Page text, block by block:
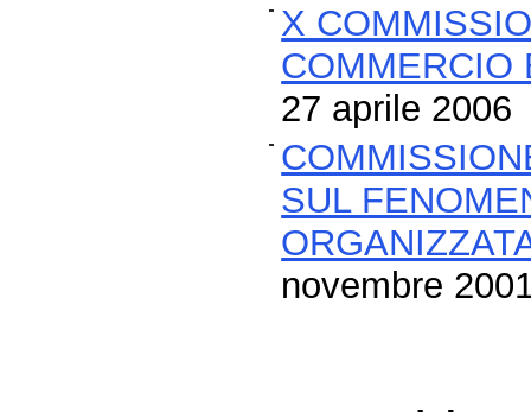
X
COMMERCIO
27 aprile 2006
SUL
novembre